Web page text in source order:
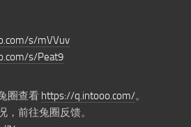
s/mVVuv
s/Peat9
圈查看 https://q.intooo.com/。
，前往兔圈反馈。